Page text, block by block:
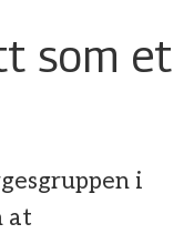
som et
i
at